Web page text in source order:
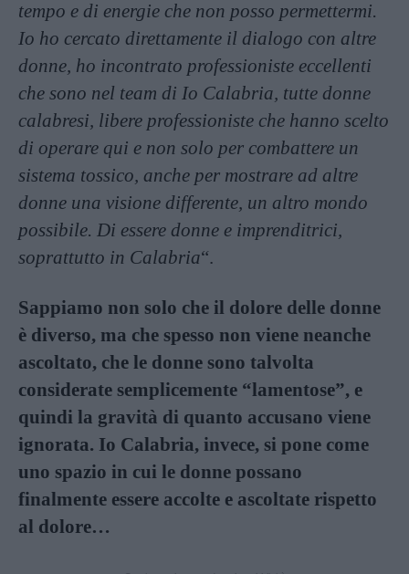
tempo e di energie che non posso permettermi.
Io ho cercato direttamente il dialogo con altre
donne, ho incontrato professioniste eccellenti
che sono nel team di Io Calabria, tutte donne
calabresi, libere professioniste che hanno scelto
di operare qui e non solo per combattere un
sistema tossico, anche per mostrare ad altre
donne una visione differente, un altro mondo
possibile. Di essere donne e imprenditrici,
soprattutto in Calabria“.
Sappiamo non solo che il dolore delle donne
è diverso, ma che spesso non viene neanche
ascoltato, che le donne sono talvolta
considerate semplicemente “lamentose”, e
quindi la gravità di quanto accusano viene
ignorata. Io Calabria, invece, si pone come
uno spazio in cui le donne possano
finalmente essere accolte e ascoltate rispetto
al dolore…